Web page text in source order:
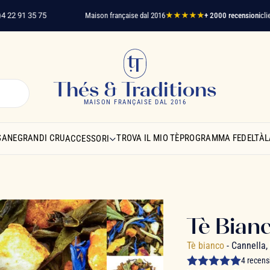
35 75 Maison française dal 2016★★★★★+ 2000 recensioniclienti
Thés & Traditions
MAISON FRANÇAISE DAL 2016
GRANDI CRUACCESSORI TROVA IL MIO TÈPROGRAMMA FEDELTÀ
Tè
Tè bianco-
4